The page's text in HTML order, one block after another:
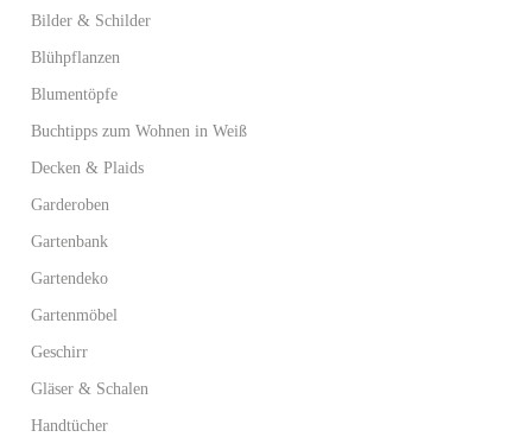
Bilder & Schilder
Blühpflanzen
Blumentöpfe
Buchtipps zum Wohnen in Weiß
Decken & Plaids
Garderoben
Gartenbank
Gartendeko
Gartenmöbel
Geschirr
Gläser & Schalen
Handtücher